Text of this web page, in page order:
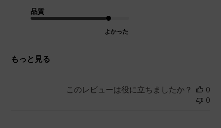
品質
よかった
もっと見る
このレビューは役に立ちましたか？
0
0